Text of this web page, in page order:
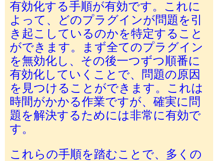
有効化する手順が有効です。これに
よって、どのプラグインが問題を引
き起こしているのかを特定すること
ができます。まず全てのプラグイン
を無効化し、その後一つずつ順番に
有効化していくことで、問題の原因
を見つけることができます。これは
時間がかかる作業ですが、確実に問
題を解決するためには非常に有効で
す。
これらの手順を踏むことで、多くの